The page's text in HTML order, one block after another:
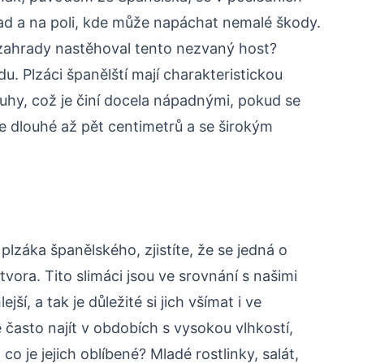
a na poli, kde může napáchat nemalé škody.
nastěhoval tento nezvaný host?
Plzáci španělští mají charakteristickou
což je činí docela nápadnými, pokud se
dlouhé až pět centimetrů a se širokým
španělského, zjistíte, že se jedná o
Tito slimáci jsou ve srovnání s našimi
a tak je důležité si jich všímat i ve
najít v obdobích s vysokou vlhkostí,
je jejich oblíbené? Mladé rostlinky, salát,